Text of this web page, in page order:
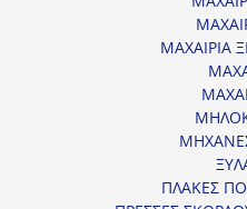
ΜΑΧΑΙΡΙΑ
ΠΛΑΚΕΣ